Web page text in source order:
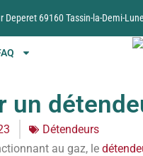
Deperet 69160 Tassin-la-Demi-Lune
un
Détendeurs
au gaz, le